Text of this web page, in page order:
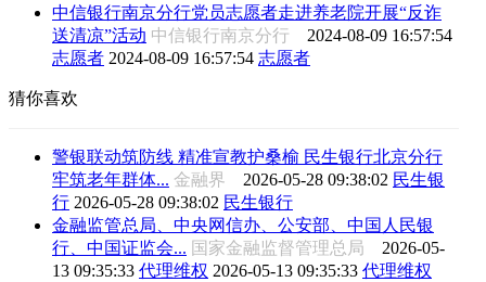
中信银行南京分行党员志愿者走进养老院开展“反诈
送清凉”活动 中信银行南京分行 2024-08-09 16:57:54
志愿者 2024-08-09 16:57:54 志愿者
猜你喜欢
警银联动筑防线 精准宣教护桑榆 民生银行北京分行
牢筑老年群体... 金融界 2026-05-28 09:38:02 民生银
行 2026-05-28 09:38:02 民生银行
金融监管总局、中央网信办、公安部、中国人民银
行、中国证监会... 国家金融监督管理总局 2026-05-
13 09:35:33 代理维权 2026-05-13 09:35:33 代理维权